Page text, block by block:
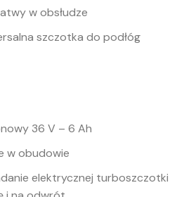
w obsłudze
szczotka do podłóg
36 V – 6 Ah
w obudowie
elektrycznej turboszczotki